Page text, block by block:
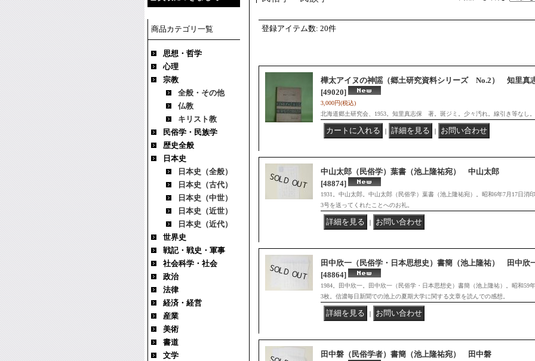
商品カテゴリ一覧
思想・哲学
心理
宗教
全般・その他
仏教
キリスト教
民俗学・民族学
歴史全般
日本史
日本史（全般）
日本史（古代）
日本史（中世）
日本史（近世）
日本史（近代）
世界史
戦記・戦史・軍事
社会科学・社会
政治
法律
経済・経営
産業
美術
書道
文学
登録アイテム数: 20件
樺太アイヌの神謡（郷土研究資料シリーズ No.2） 知里
[49020]
3,000円(税込)
北海道郷土研究会、1953。知里真志保 著。斑ジミ。少々汚れ。線引き等なし。
｜ ｜
中山太郎（民俗学）葉書（池上隆祐宛） 中山太郎
[48874]
1931。中山太郎。中山太郎（民俗学）葉書（池上隆祐宛）。昭和6年7月17日消
3号を送ってくれたことへのお礼。
｜
田中欣一（民俗学・日本思想史）書簡（池上隆祐） 田中欣
[48864]
1984。田中欣一。田中欣一（民俗学・日本思想史）書簡（池上隆祐）。昭和59
3枚。信濃毎日新聞での池上の夏期大学に関する文章を読んでの感想。
｜
田中磐（民俗学者）書簡（池上隆祐宛） 田中磐